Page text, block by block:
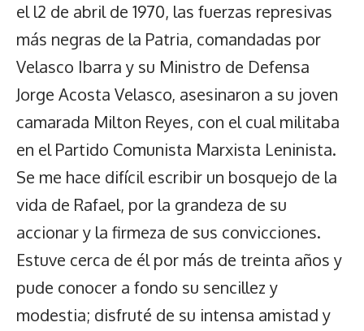
el l2 de abril de 1970, las fuerzas represivas
más negras de la Patria, comandadas por
Velasco Ibarra y su Ministro de Defensa
Jorge Acosta Velasco, asesinaron a su joven
camarada Milton Reyes, con el cual militaba
en el Partido Comunista Marxista Leninista.
Se me hace difícil escribir un bosquejo de la
vida de Rafael, por la grandeza de su
accionar y la firmeza de sus convicciones.
Estuve cerca de él por más de treinta años y
pude conocer a fondo su sencillez y
modestia; disfruté de su intensa amistad y